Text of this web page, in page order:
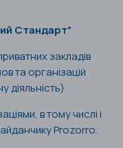
Стандарт”
закладів
та організацій
діяльність)
в тому числі і
Prozorro.